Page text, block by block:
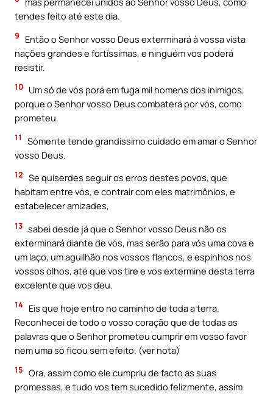
tendes feito até este dia.
9
Então o Senhor vosso Deus exterminará à vossa vista
nações grandes e fortíssimas, e ninguém vos poderá
resistir.
10 Um só de vós porá em fuga mil homens dos inimigos,
porque o Senhor vosso Deus combaterá por vós, como
prometeu.
11
Sòmente tende grandíssimo cuidado em amar o Senhor
vosso Deus.
12 Se quiserdes seguir os erros destes povos, que
habitam entre vós, e contrair com eles matrimônios, e
estabelecer amizades,
13 sabei desde já que o Senhor vosso Deus não os
exterminará diante de vós, mas serão para vós uma cova e
um laço, um aguilhão nos vossos flancos, e espinhos nos
vossos olhos, até que vos tire e vos extermine desta terra
excelente que vos deu.
14 Eis que hoje entro no caminho de toda a terra.
Reconhecei de todo o vosso coração que de todas as
palavras que o Senhor prometeu cumprir em vosso favor
nem uma só ficou sem efeito. (ver nota)
15 Ora, assim como ele cumpriu de facto as suas
promessas, e tudo vos tem sucedido felizmente, assim